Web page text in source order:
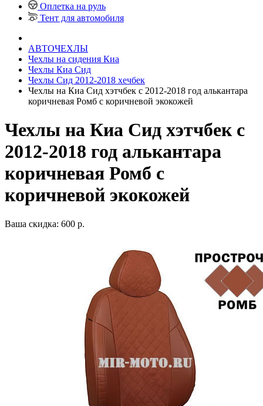
Оплетка на руль
Тент для автомобиля
АВТОЧЕХЛЫ
Чехлы на сидения Киа
Чехлы Киа Сид
Чехлы Сид 2012-2018 хечбек
Чехлы на Киа Сид хэтчбек с 2012-2018 год алькантара
коричневая Ромб с коричневой экокожей
Чехлы на Киа Сид хэтчбек с
2012-2018 год алькантара
коричневая Ромб с
коричневой экокожей
Ваша скидка: 600 р.